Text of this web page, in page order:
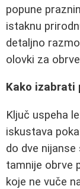
popune
istaknu
detaljno
olovki za
Kako izabrati
Ključ uspeha
iskustava
do dve
tamnije obrve
koje ne vuče